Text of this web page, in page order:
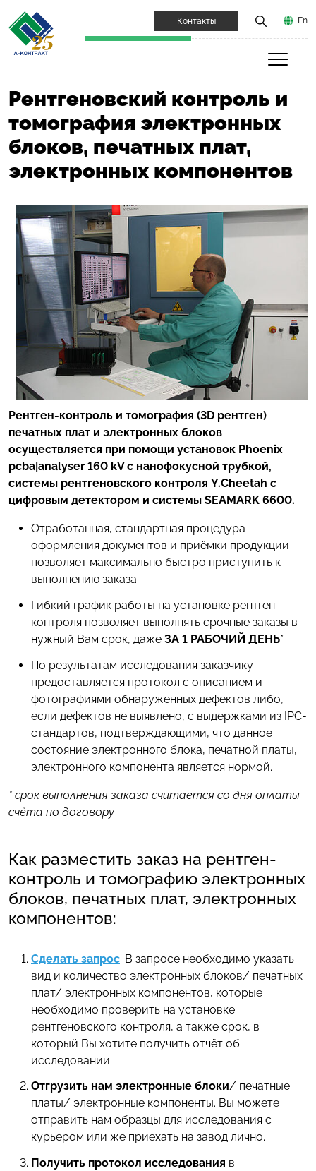
Контакты En
Рентгеновский контроль и
томография электронных
блоков, печатных плат,
электронных компонентов
Рентген-контроль и томография (3D рентген)
печатных плат и электронных блоков
осуществляется при помощи установок Phoenix
pcba|analyser 160 kV с нанофокусной трубкой,
системы рентгеновского контроля Y.Cheetah с
цифровым детектором и системы SEAMARK 6600.
Отработанная, стандартная процедура
оформления документов и приёмки продукции
позволяет максимально быстро приступить к
выполнению заказа.
Гибкий график работы на установке рентген-
контроля позволяет выполнять срочные заказы в
нужный Вам срок, даже ЗА 1 РАБОЧИЙ ДЕНЬ*
По результатам исследования заказчику
предоставляется протокол с описанием и
фотографиями обнаруженных дефектов либо,
если дефектов не выявлено, с выдержками из IPC-
стандартов, подтверждающими, что данное
состояние электронного блока, печатной платы,
электронного компонента является нормой.
* срок выполнения заказа считается со дня оплаты
счёта по договору
Как разместить заказ на рентген-
контроль и томографию электронных
блоков, печатных плат, электронных
компонентов:
Сделать запрос. В запросе необходимо указать
вид и количество электронных блоков/ печатных
плат/ электронных компонентов, которые
необходимо проверить на установке
рентгеновского контроля, а также срок, в
который Вы хотите получить отчёт об
исследовании.
Отгрузить нам электронные блоки/ печатные
платы/ электронные компоненты. Вы можете
отправить нам образцы для исследования с
курьером или же приехать на завод лично.
Получить протокол исследования в